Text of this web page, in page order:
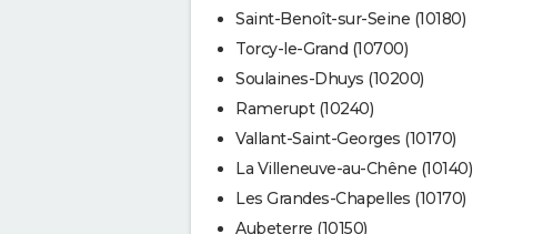
Saint-Benoît-sur-Seine (10180)
Torcy-le-Grand (10700)
Soulaines-Dhuys (10200)
Ramerupt (10240)
Vallant-Saint-Georges (10170)
La Villeneuve-au-Chêne (10140)
Les Grandes-Chapelles (10170)
Aubeterre (10150)